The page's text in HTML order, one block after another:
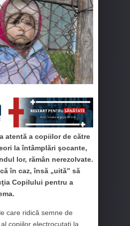
atentă a copiilor de către
la întâmplări şocante,
lor, rămân nerezolvate.
în caz, însă „uită” să
Copilului pentru a
care ridică semne de
copiilor electrocutaţi la